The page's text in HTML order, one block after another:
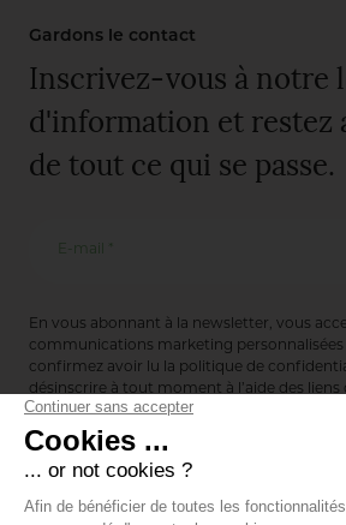
Gardons le contact
Inscrivez-vous à notre
d'information et restez
de tout ce qui se passe.
E-mail *
En vous abonnant à la newsletter, vous
communications marketing personnalisées
confirmez avoir lu la politique de
désinscrire à tout moment à l’aide des
en nous contactant via notre formulaire de
Editions de Bionnay
493 Route du Château de Bionnay
69640 Lacenas